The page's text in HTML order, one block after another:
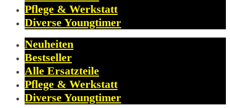
Pflege & Werkstatt
Diverse Youngtimer
Neuheiten
Bestseller
Alle Ersatzteile
Pflege & Werkstatt
Diverse Youngtimer